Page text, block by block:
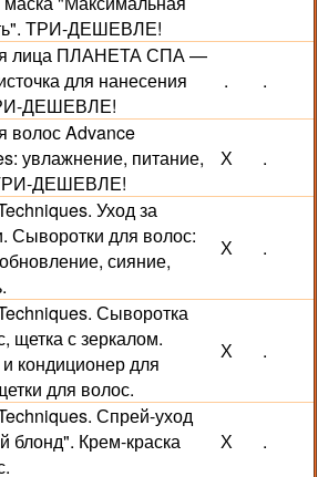
ТРИ-ДЕШЕВЛЕ!
лица ПЛАНЕТА СПА —
для нанесения
ДЕШЕВЛЕ!
. .
волос Advance
увлажнение, питание,
ДЕШЕВЛЕ!
Х .
Уход за
Сыворотки для волос:
сияние,
Х .
Сыворотка
щетка с зеркалом.
кондиционер для
для волос.
Х .
Спрей-уход
Крем-краска
Х .